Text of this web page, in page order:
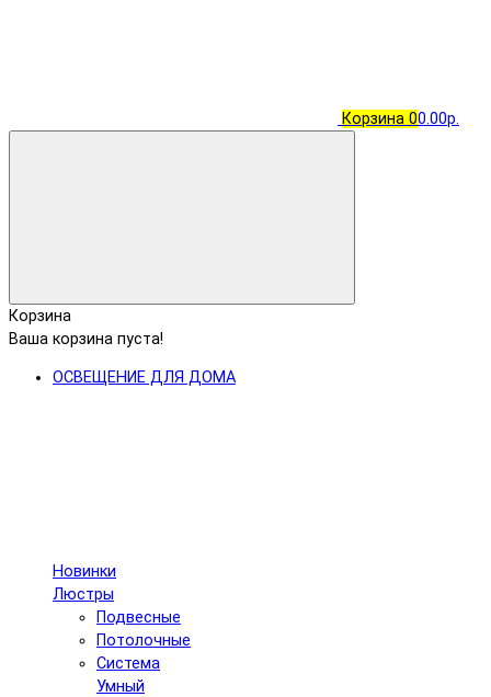
Корзина 00.00р.
Корзина
Ваша корзина пуста!
ОСВЕЩЕНИЕ ДЛЯ ДОМА
Новинки
Люстры
Подвесные
Потолочные
Система
Умный